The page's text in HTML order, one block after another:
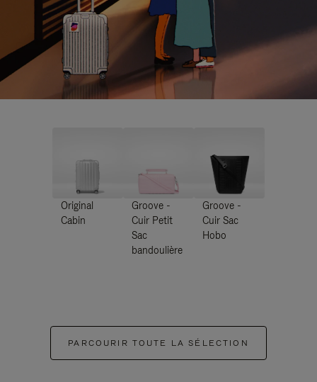
Original
Cabin
Groove -
Cuir Petit
Sac
bandoulière
Groove -
Cuir Sac
Hobo
PARCOURIR TOUTE LA SÉLECTION